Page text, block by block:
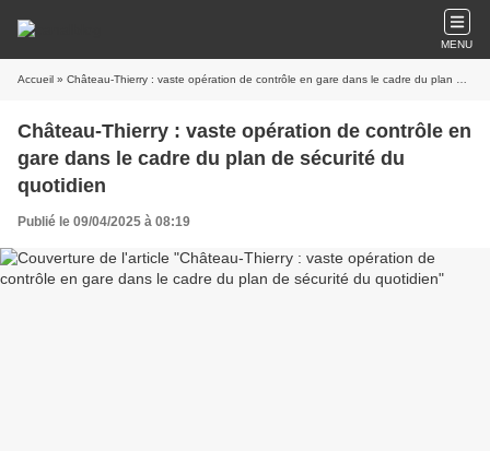
MENU
Accueil » Château-Thierry : vaste opération de contrôle en gare dans le cadre du plan de sécurité du quotidien
Château-Thierry : vaste opération de contrôle en
gare dans le cadre du plan de sécurité du
quotidien
Publié le 09/04/2025 à 08:19